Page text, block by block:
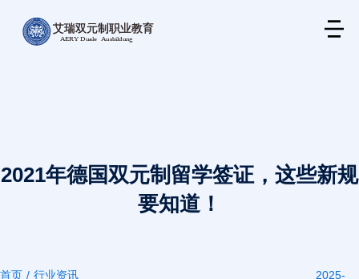
2021年德国双元制留学签证，这些新规
要知道！
首页
行业资讯
2025-